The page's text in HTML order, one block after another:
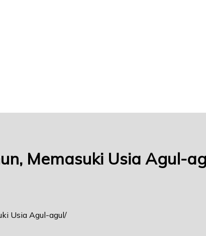
Memasuki Usia Agul-
Usia Agul-agul